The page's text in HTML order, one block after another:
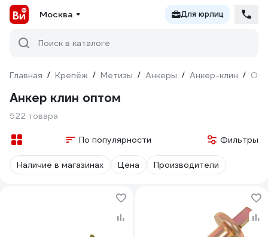
Москва Для юрлиц
Поиск в каталоге
Главная / Крепёж / Метизы / Анкеры / Анкер-клин /
Анкер клин оптом
522 товара
По популярности Фильтры
Наличие в магазинах Цена Производители